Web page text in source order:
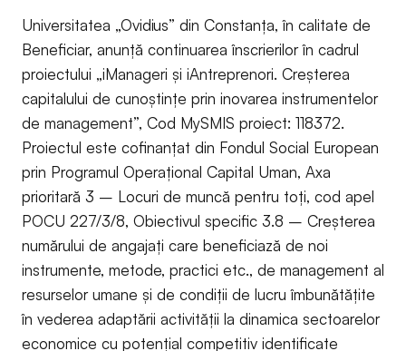
Universitatea „Ovidius” din Constanța, în calitate de
Beneficiar, anunță continuarea înscrierilor în cadrul
proiectului „iManageri și iAntreprenori. Creșterea
capitalului de cunoștințe prin inovarea instrumentelor
de management”, Cod MySMIS proiect: 118372.
Proiectul este cofinanțat din Fondul Social European
prin Programul Operațional Capital Uman, Axa
prioritară 3 – Locuri de muncă pentru toți, cod apel
POCU 227/3/8, Obiectivul specific 3.8 – Creșterea
numărului de angajați care beneficiază de noi
instrumente, metode, practici etc., de management al
resurselor umane și de condiții de lucru îmbunătățite
în vederea adaptării activității la dinamica sectoarelor
economice cu potențial competitiv identificate